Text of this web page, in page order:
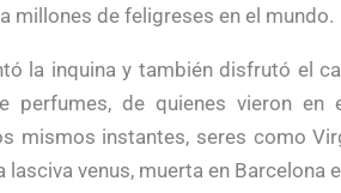
millones de feligreses en el mundo.
la inquina y también disfrutó el
perfumes, de quienes vieron en
mismos instantes, seres como
lasciva venus, muerta en Barcelona